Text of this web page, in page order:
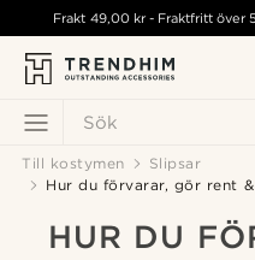
Sök
Frakt 49,00 kr- Fraktfritt över
Till kostymen
Slipsar
Hur du förvarar, gör rent
HUR DU